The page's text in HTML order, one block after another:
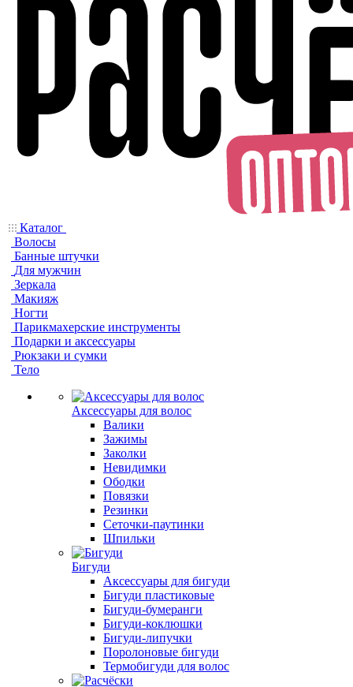
Каталог
Волосы
Банные штучки
Для мужчин
Зеркала
Макияж
Ногти
Парикмахерские инструменты
Подарки и аксессуары
Рюкзаки и сумки
Тело
Аксессуары для волос
Валики
Зажимы
Заколки
Невидимки
Ободки
Повязки
Резинки
Сеточки-паутинки
Шпильки
Бигуди
Аксессуары для бигуди
Бигуди пластиковые
Бигуди-бумеранги
Бигуди-коклюшки
Бигуди-липучки
Поролоновые бигуди
Термобигуди для волос